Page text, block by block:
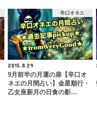
辛口オネエ
2015.8.29
9月前半の月運の扉【辛口オ
ネエの月間占い】金星順行・
乙女座新月の日食の影…